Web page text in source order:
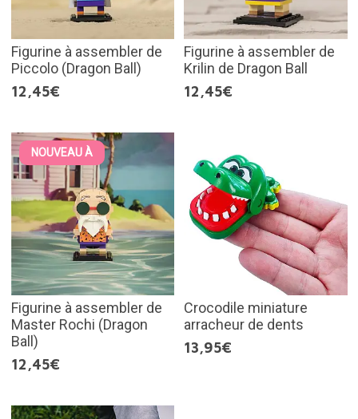
Figurine à assembler de
Piccolo (Dragon Ball)
12,45€
Figurine à assembler de
Krilin de Dragon Ball
12,45€
NOUVEAU À
Figurine à assembler de
Master Rochi (Dragon
Ball)
12,45€
Crocodile miniature
arracheur de dents
13,95€